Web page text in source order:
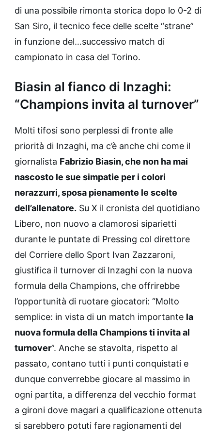
di una possibile rimonta storica dopo lo 0-2 di
San Siro, il tecnico fece delle scelte “strane”
in funzione del…successivo match di
campionato in casa del Torino.
Biasin al fianco di Inzaghi:
“Champions invita al turnover”
Molti tifosi sono perplessi di fronte alle
priorità di Inzaghi, ma c’è anche chi come il
giornalista Fabrizio Biasin, che non ha mai
nascosto le sue simpatie per i colori
nerazzurri, sposa pienamente le scelte
dell’allenatore. Su X il cronista del quotidiano
Libero, non nuovo a clamorosi siparietti
durante le puntate di Pressing col direttore
del Corriere dello Sport Ivan Zazzaroni,
giustifica il turnover di Inzaghi con la nuova
formula della Champions, che offrirebbe
l’opportunità di ruotare giocatori: “Molto
semplice: in vista di un match importante la
nuova formula della Champions ti invita al
turnover”. Anche se stavolta, rispetto al
passato, contano tutti i punti conquistati e
dunque converrebbe giocare al massimo in
ogni partita, a differenza del vecchio format
a gironi dove magari a qualificazione ottenuta
si sarebbero potuti fare ragionamenti del